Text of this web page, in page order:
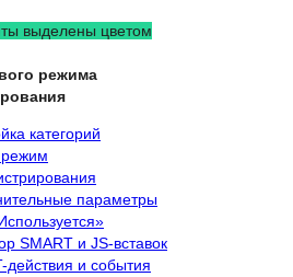
выделены цветом
режима
категорий
параметры
SMART и JS-вставок
действия и события